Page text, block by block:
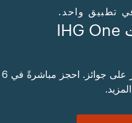
تطبيق واحد.
تطبيق برنامج المكافآت IHG One
سهّل سفرك من خلال تطبيقنا الحائز على جوائز. احجز مباشرةً في 6